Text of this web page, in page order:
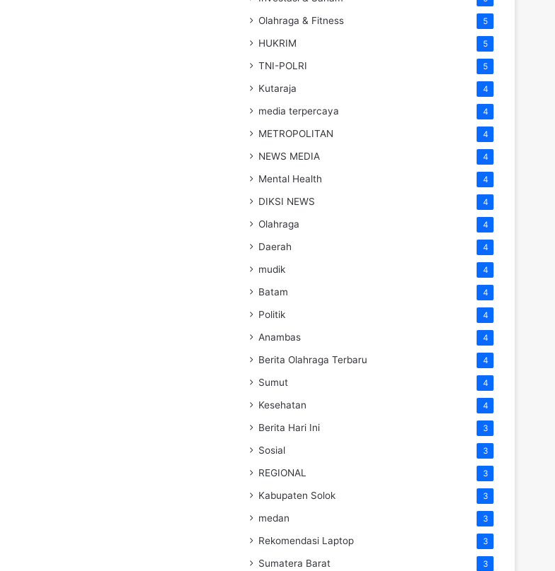
Olahraga & Fitness 5
HUKRIM 5
TNI-POLRI 5
Kutaraja 4
media terpercaya 4
METROPOLITAN 4
NEWS MEDIA 4
Mental Health 4
DIKSI NEWS 4
Olahraga 4
Daerah 4
mudik 4
Batam 4
Politik 4
Anambas 4
Berita Olahraga Terbaru 4
Sumut 4
Kesehatan 4
Berita Hari Ini 3
Sosial 3
REGIONAL 3
Kabupaten Solok 3
medan 3
Rekomendasi Laptop 3
Sumatera Barat 3